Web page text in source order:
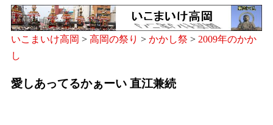
いこまいけ高岡 > 高岡の祭り > かかし祭 > 2009年のかか
し
愛しあってるかぁーい 直江兼続